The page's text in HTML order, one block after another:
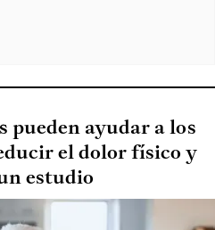
pueden ayudar a los
el dolor físico y
estudio